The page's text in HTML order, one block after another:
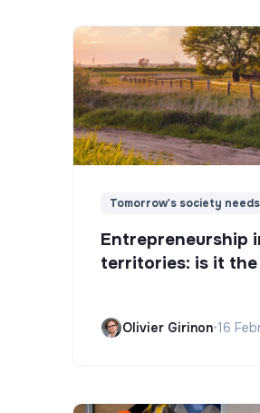
Tomorrow's society needs
Entrepreneurship
territories: is it
Olivier Girinon•16